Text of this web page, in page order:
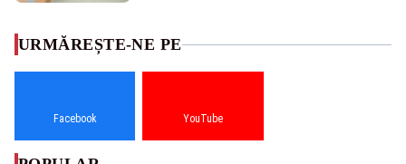
URMĂREȘTE-NE PE
Facebook YouTube